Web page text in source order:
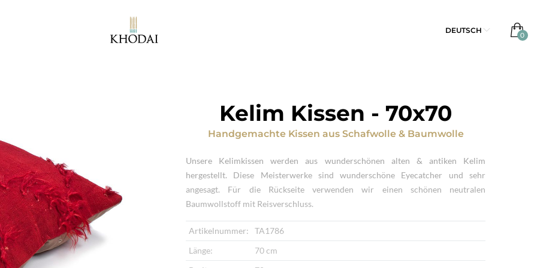
DEUTSCH
Kelim Kissen - 70x70
Handgemachte Kissen aus Schafwolle & Baumwolle
Unsere Kelimkissen werden aus wunderschönen alten & antiken Kelim
hergestellt. Diese Meisterwerke sind wunderschöne Eyecatcher und sehr
angesagt. Für die Rückseite verwenden wir einen schönen neutralen
Baumwollstoff mit Reisverschluss.
Artikelnummer:
TA1786
Länge:
70 cm